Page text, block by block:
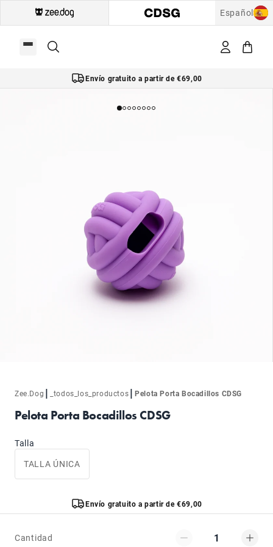
Envío gratuito a partir de €69,00
Español
Zee.Dog | _todos_los_productos|Pelota Porta Bocadillos CDSG
Pelota Porta Bocadillos CDSG
Talla
TALLA ÚNICA
Envío gratuito a partir de €69,00
Cantidad 1